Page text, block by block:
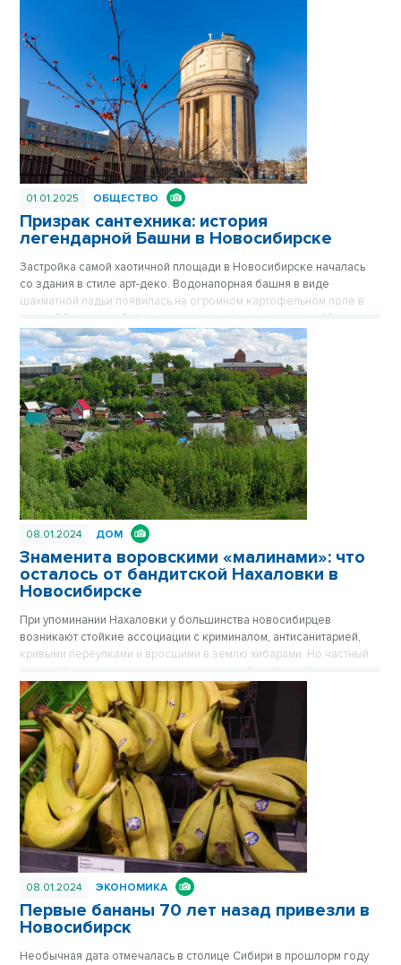
01.01.2025 ОБЩЕСТВО
Призрак сантехника: история
легендарной Башни в Новосибирске
Застройка самой хаотичной площади в Новосибирске началась
со здания в стиле арт-деко. Водонапорная башня в виде
шахматной ладьи появилась на огромном картофельном поле в
конце 30-х годов. Сейчас стильное здание на площади Маркса
спрятано за хрущевками, его хорошо видно только с высоких
точек обзора. Впрочем, с окружением Башне никогда не везло.
Сначала вокруг была картошка, которую сажали жители
окрестных деревень, затем возникли пятиэтажки, а после
зашумела пестрая барахолка на площади Маркса. Публикуется
повторно в цикле «Лучшие материалы VN.RU за 2023 год».
08.01.2024 ДОМ
Знаменита воровскими «малинами»: что
осталось от бандитской Нахаловки в
Новосибирске
При упоминании Нахаловки у большинства новосибирцев
возникают стойкие ассоциации с криминалом, антисанитарией,
кривыми переулками и вросшими в землю хибарами. Но частный
сектор Нахаловки, где сильны правила рабочей слободки, уже не
тот, что прежде. Дома здесь примерили одежду из сайдинга, есть
водопровод, проводится газ. Здесь даже родился самый
легендарный герой Новосибирска, но инвесторы все еще
обходят стороной близкую к Оби территорию. Публикуется
повторно в цикле «Лучшие материалы VN.RU за 2023 год».
08.01.2024 ЭКОНОМИКА
Первые бананы 70 лет назад привезли в
Новосибирск
Необычная дата отмечалась в столице Сибири в прошлорм году